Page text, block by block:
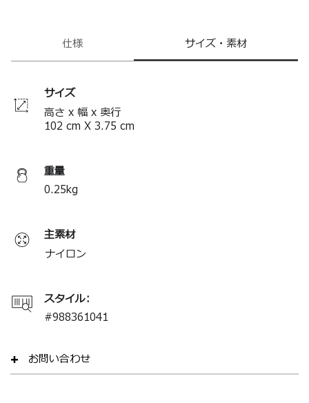
仕様 サイズ・素材
サイズ
高さ x 幅 x 奥行
102 cm X 3.75 cm
重量
0.25kg
主素材
ナイロン
スタイル:
#988361041
お問い合わせ